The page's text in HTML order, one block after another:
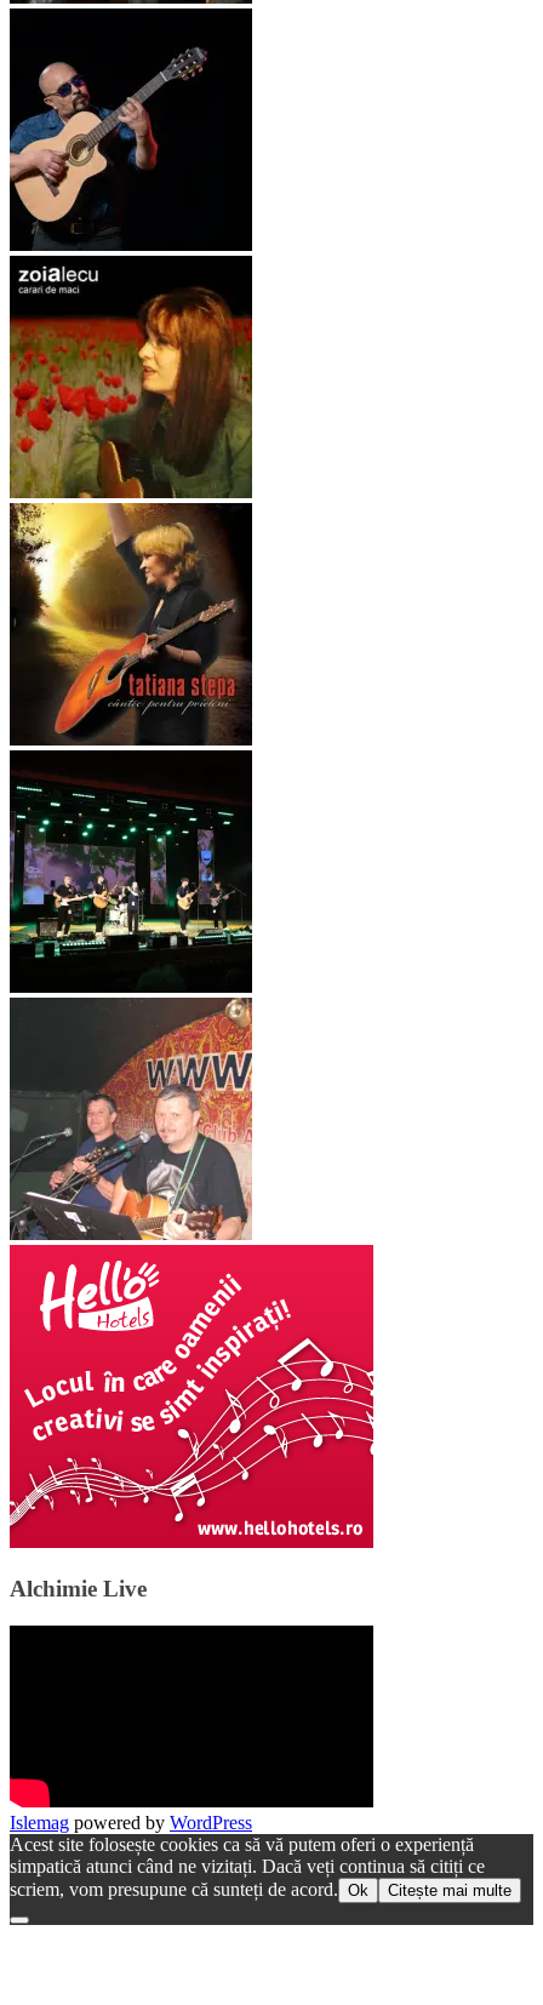
Alchimie Live
Islemag powered by WordPress
Acest site folosește cookies ca să vă putem oferi o experiență
simpatică atunci când ne vizitați. Dacă veți continua să citiți ce
scriem, vom presupune că sunteți de acord. Ok Citește mai multe